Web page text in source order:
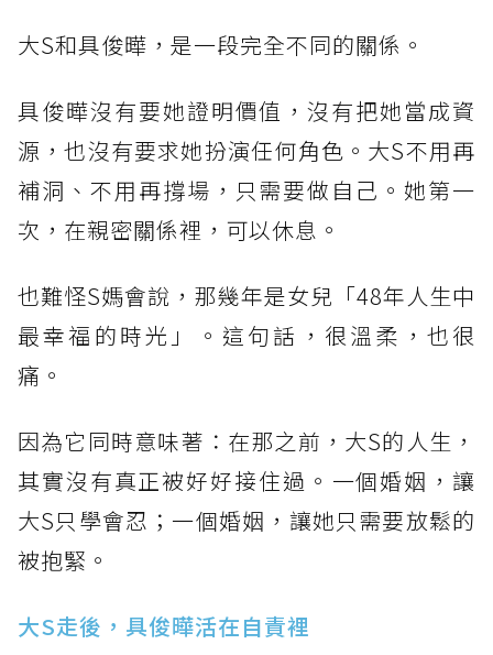
大S和具俊曄，是一段完全不同的關係。
具俊曄沒有要她證明價值，沒有把她當成資
源，也沒有要求她扮演任何角色。大S不用再
補洞、不用再撐場，只需要做自己。她第一
次，在親密關係裡，可以休息。
也難怪S媽會說，那幾年是女兒「48年人生中
最幸福的時光」。這句話，很溫柔，也很
痛。
因為它同時意味著：在那之前，大S的人生，
其實沒有真正被好好接住過。​一個婚姻，讓
大S只學會忍；一個婚姻，讓她只需要放鬆的
被抱緊。
大S走後，具俊曄活在自責裡